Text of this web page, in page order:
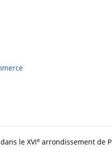
le XVIe arrondissement de